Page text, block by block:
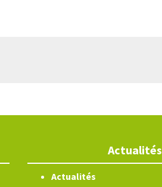
Actualités
Actualités